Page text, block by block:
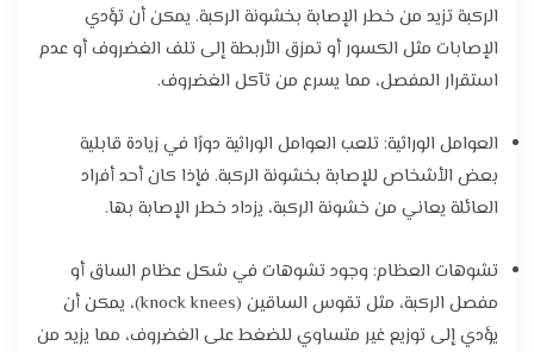
الركبة تزيد من خطر الإصابة بخشونة الركبة. يمكن أن تؤدي
الإصابات مثل الكسور أو تمزق الأربطة إلى تلف الغضروف أو عدم
استقرار المفصل، مما يسرع من تآكل الغضروف.
العوامل الوراثية: تلعب العوامل الوراثية دورًا في زيادة قابلية
بعض الأشخاص للإصابة بخشونة الركبة. فإذا كان أحد أفراد
العائلة يعاني من خشونة الركبة، يزداد خطر الإصابة بها.
تشوهات العظام: وجود تشوهات في شكل عظام الساق أو
مفصل الركبة، مثل تقوس الساقين (knock knees)، يمكن أن
يؤدي إلى توزيع غير متساوي للضغط على الغضروف، مما يزيد من